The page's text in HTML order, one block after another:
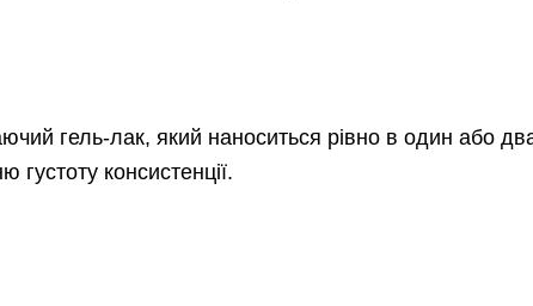
гель-лак, який наноситься рівно в один або
консистенції.